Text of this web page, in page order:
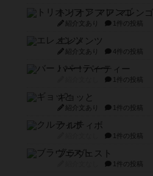
トリオンフ ア マレンゴ
紹介文あり 1件の投稿
エレメンツ
紹介文あり 4件の投稿
バー！パーティー
1件の投稿
ギョッと
紹介文あり 1件の投稿
クルティボ
1件の投稿
ブラヴェスト
1件の投稿